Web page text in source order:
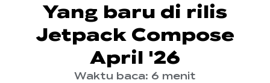
Yang baru di rilis
Jetpack Compose
April '26
Waktu baca: 6 menit